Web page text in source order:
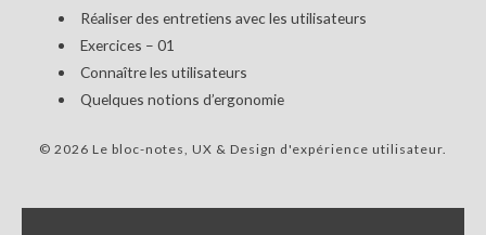
Réaliser des entretiens avec les utilisateurs
Exercices – 01
Connaître les utilisateurs
Quelques notions d’ergonomie
© 2026 Le bloc-notes, UX & Design d'expérience utilisateur